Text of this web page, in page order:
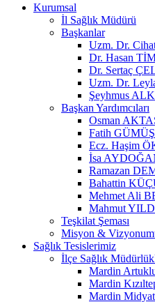
Kurumsal
İl Sağlık Müdürü
Başkanlar
Uzm. Dr.
Dr. Hasan
Dr. Sertaç
Uzm. Dr.
Şeyhmus
Başkan Yardımcıları
Osman
Fatih GÜMÜŞ
Ecz. Haşim
İsa
Ramazan
Bahattin
Mehmet Ali
Mahmut
Teşkilat Şeması
Misyon &
Sağlık Tesislerimiz
İlçe Sağlık
Mardin
Mardin
Mardin